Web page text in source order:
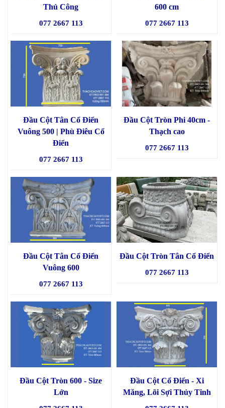
Thủ Công
077 2667 113
600 cm
077 2667 113
Đầu Cột Tân Cổ Điển
Vuông 500 | Phù Điêu Cổ
Điển
077 2667 113
Đầu Cột Tròn Phi 40cm -
Thạch cao
077 2667 113
Đầu Cột Tân Cổ Điển
Vuông 600
077 2667 113
Đầu Cột Tròn Tân Cổ Điển
077 2667 113
Đầu Cột Tròn 600 - Size
Lớn
Đầu Cột Cổ Điển - Xi
Măng, Lõi Sợi Thủy Tinh